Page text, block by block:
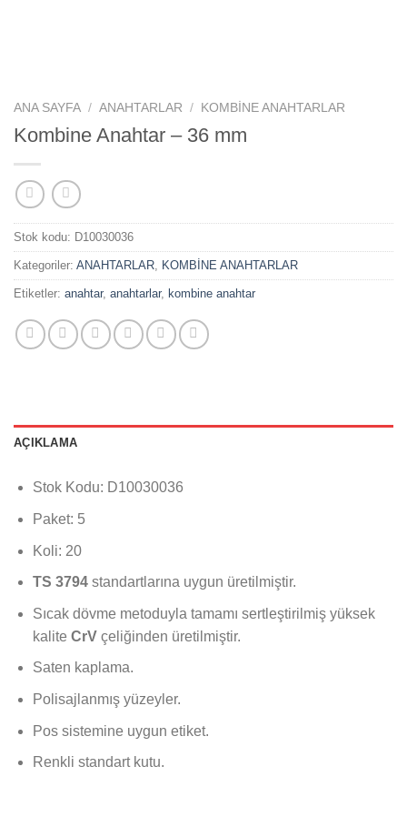
ANA SAYFA / ANAHTARLAR / KOMBİNE ANAHTARLAR
Kombine Anahtar – 36 mm
Stok kodu: D10030036
Kategoriler: ANAHTARLAR, KOMBİNE ANAHTARLAR
Etiketler: anahtar, anahtarlar, kombine anahtar
AÇIKLAMA
Stok Kodu: D10030036
Paket: 5
Koli: 20
TS 3794standartlarına uygun üretilmiştir.
Sıcak dövme metoduyla tamamı sertleştirilmiş yüksek
kalite CrVçeliğinden üretilmiştir.
Saten kaplama.
Polisajlanmış yüzeyler.
Pos sistemine uygun etiket.
Renkli standart kutu.